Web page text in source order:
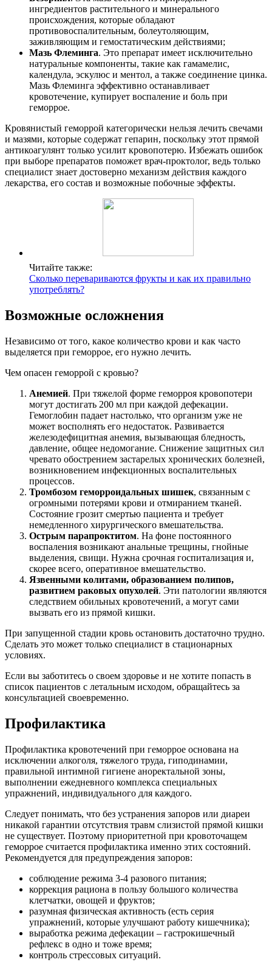
ингредиентов растительного и минерального
происхождения, которые обладают
противовоспалительным, болеутоляющим,
заживляющим и гемостатическим действиями;
Мазь Флеминга. Это препарат имеет исключительно
натуральные компоненты, такие как гамамелис,
календула, эскулюс и ментол, а также соединение цинка.
Мазь Флеминга эффективно останавливает
кровотечение, купирует воспаление и боль при
геморрое.
Кровянистый геморрой категорически нельзя лечить свечами
и мазями, которые содержат гепарин, поскольку этот прямой
антикоагулянт только усилит кровопотерю. Избежать ошибок
при выборе препаратов поможет врач-проктолог, ведь только
специалист знает достоверно механизм действия каждого
лекарства, его состав и возможные побочные эффекты.
Читайте также:
Сколько перевариваются фрукты и как их правильно
употреблять?
Возможные осложнения
Независимо от того, какое количество крови и как часто
выделяется при геморрое, его нужно лечить.
Чем опасен геморрой с кровью?
Анемией. При тяжелой форме геморроя кровопотери
могут достигать 200 мл при каждой дефекации.
Гемоглобин падает настолько, что организм уже не
может восполнять его недостаток. Развивается
железодефицитная анемия, вызывающая бледность,
давление, общее недомогание. Снижение защитных сил
чревато обострением застарелых хронических болезней,
возникновением инфекционных воспалительных
процессов.
Тромбозом геморроидальных шишек, связанным с
огромными потерями крови и отмиранием тканей.
Состояние грозит смертью пациента и требует
немедленного хирургического вмешательства.
Острым парапроктитом. На фоне постоянного
воспаления возникают анальные трещины, гнойные
выделения, свищи. Нужна срочная госпитализация и,
скорее всего, оперативное вмешательство.
Язвенными колитами, образованием полипов,
развитием раковых опухолей. Эти патологии являются
следствием обильных кровотечений, а могут сами
вызвать его из прямой кишки.
При запущенной стадии кровь остановить достаточно трудно.
Сделать это может только специалист в стационарных
условиях.
Если вы заботитесь о своем здоровье и не хотите попасть в
список пациентов с летальным исходом, обращайтесь за
консультацией своевременно.
Профилактика
Профилактика кровотечений при геморрое основана на
исключении алкоголя, тяжелого труда, гиподинамии,
правильной интимной гигиене аноректальной зоны,
выполнении ежедневного комплекса специальных
упражнений, индивидуального для каждого.
Следует понимать, что без устранения запоров или диареи
никакой гарантии отсутствия травм слизистой прямой кишки
не существует. Поэтому приоритетной при кровоточащем
геморрое считается профилактика именно этих состояний.
Рекомендуется для предупреждения запоров:
соблюдение режима 3-4 разового питания;
коррекция рациона в пользу большого количества
клетчатки, овощей и фруктов;
разумная физическая активность (есть серия
упражнений, которые улучшают работу кишечника);
выработка режима дефекации – гастрокишечный
рефлекс в одно и тоже время;
контроль стрессовых ситуаций.